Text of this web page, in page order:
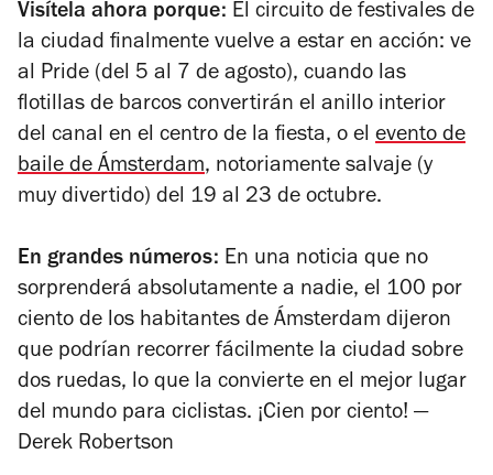
Visítela ahora porque: El circuito de festivales de
la ciudad finalmente vuelve a estar en acción: ve
al Pride (del 5 al 7 de agosto), cuando las
flotillas de barcos convertirán el anillo interior
del canal en el centro de la fiesta, o el evento de
baile de Ámsterdam, notoriamente salvaje (y
muy divertido) del 19 al 23 de octubre.
En grandes números: En una noticia que no
sorprenderá absolutamente a nadie, el 100 por
ciento de los habitantes de Ámsterdam dijeron
que podrían recorrer fácilmente la ciudad sobre
dos ruedas, lo que la convierte en el mejor lugar
del mundo para ciclistas. ¡Cien por ciento! —
Derek Robertson